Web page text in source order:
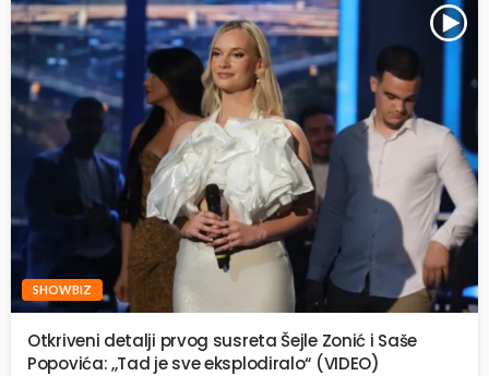
SHOWBIZ
Otkriveni detalji prvog susreta Šejle Zonić i Saše
Popovića: ,,Tad je sve eksplodiralo“ (VIDEO)